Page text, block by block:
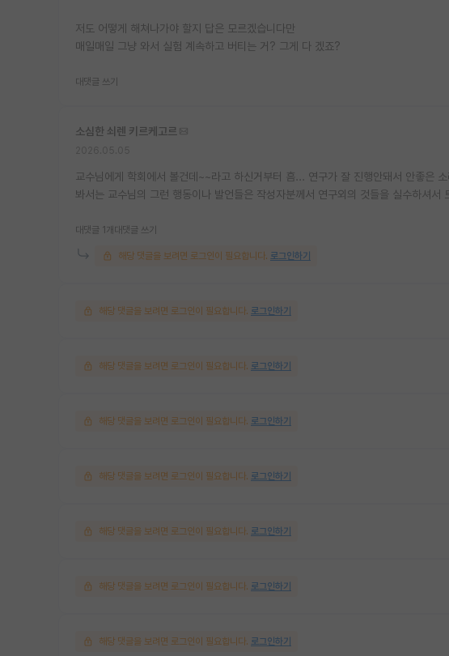
저도 어떻게 해쳐나가야 할지 답은 모르겠습니다만
매일매일 그냥 와서 실험 계속하고 버티는 거? 그게 다 겠죠?
대댓글 쓰기
소심한 쇠렌 키르케고르
교수님에게 학회에서 볼건데~~라고 하신거부터 흠... 연구가 잘 진행안돼서 안좋은
봐서는 교수님의 그런 행동이나 발언들은 작성자분께서 연구외의 것들을 실수하셔서
대댓글 1개 대댓글 쓰기
해당 댓글을 보려면 로그인이 필요합니다. 로그인하기
해당 댓글을 보려면 로그인이 필요합니다. 로그인하기
해당 댓글을 보려면 로그인이 필요합니다. 로그인하기
해당 댓글을 보려면 로그인이 필요합니다. 로그인하기
해당 댓글을 보려면 로그인이 필요합니다. 로그인하기
해당 댓글을 보려면 로그인이 필요합니다. 로그인하기
해당 댓글을 보려면 로그인이 필요합니다. 로그인하기
해당 댓글을 보려면 로그인이 필요합니다. 로그인하기